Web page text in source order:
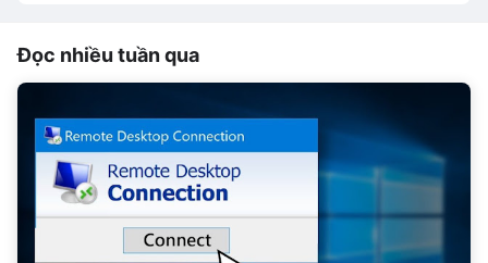
Đọc nhiều tuần qua